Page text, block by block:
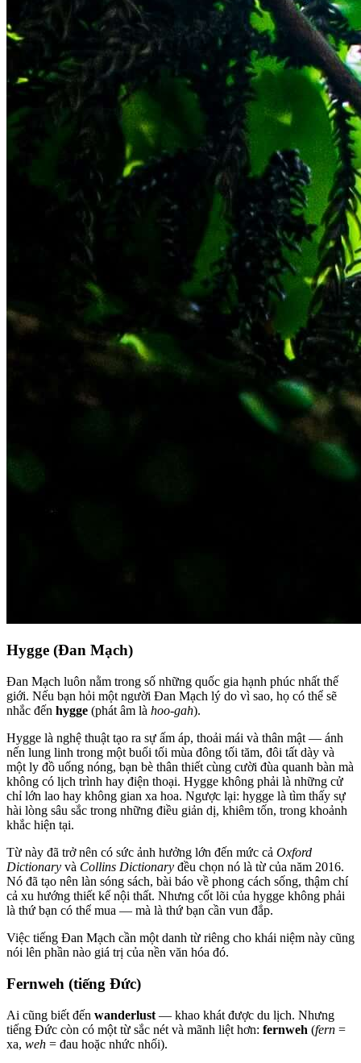
Hygge (Đan Mạch)
Đan Mạch luôn nằm trong số những quốc gia hạnh phúc nhất thế
giới. Nếu bạn hỏi một người Đan Mạch lý do vì sao, họ có thể sẽ
nhắc đến hygge (phát âm là hoo-gah).
Hygge là nghệ thuật tạo ra sự ấm áp, thoải mái và thân mật — ánh
nến lung linh trong một buổi tối mùa đông tối tăm, đôi tất dày và
một ly đồ uống nóng, bạn bè thân thiết cùng cười đùa quanh bàn mà
không có lịch trình hay điện thoại. Hygge không phải là những cử
chỉ lớn lao hay không gian xa hoa. Ngược lại: hygge là tìm thấy sự
hài lòng sâu sắc trong những điều giản dị, khiêm tốn, trong khoảnh
khắc hiện tại.
Từ này đã trở nên có sức ảnh hưởng lớn đến mức cả Oxford
Dictionary và Collins Dictionary đều chọn nó là từ của năm 2016.
Nó đã tạo nên làn sóng sách, bài báo về phong cách sống, thậm chí
cả xu hướng thiết kế nội thất. Nhưng cốt lõi của hygge không phải
là thứ bạn có thể mua — mà là thứ bạn cần vun đắp.
Việc tiếng Đan Mạch cần một danh từ riêng cho khái niệm này cũng
nói lên phần nào giá trị của nền văn hóa đó.
Fernweh (tiếng Đức)
Ai cũng biết đến wanderlust — khao khát được du lịch. Nhưng
tiếng Đức còn có một từ sắc nét và mãnh liệt hơn: fernweh (fern =
xa, weh = đau hoặc nhức nhối).